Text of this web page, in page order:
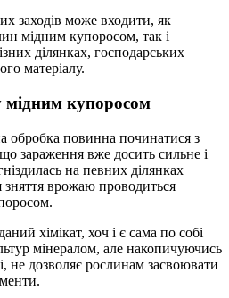
заходів може входити, як
мідним купоросом, так і
ділянках, господарських
матеріалу.
мідним купоросом
обробка повинна починатися з
зараження вже досить сильне і
на певних ділянках
врожаю проводиться
хімікат, хоч і є сама по собі
мінералом, але накопичуючись
не дозволяє рослинам засвоювати